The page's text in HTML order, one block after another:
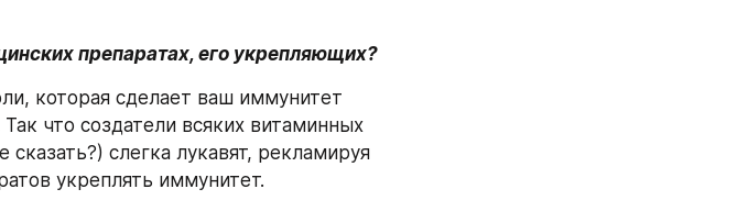
препаратах, его укрепляющих?
которая сделает ваш иммунитет
что создатели всяких витаминных
слегка лукавят, рекламируя
укреплять иммунитет.